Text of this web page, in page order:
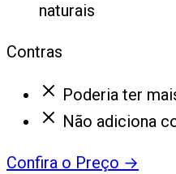
naturais
Contras
Poderia ter
Não adiciona
Confira o Preço →